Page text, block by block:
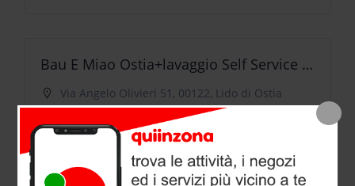
Bau E Miao Ostia+lavaggio Self Service Cani
Via Angelo Olivieri 51, 00122, Lido di Ostia
Bsmart Ostia